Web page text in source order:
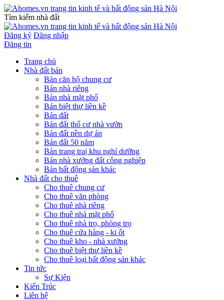
Tìm kiếm nhà đất
Đăng ký Đăng nhập
Đăng tin
Trang chủ
Nhà đất bán
Bán căn hộ chung cư
Bán nhà riêng
Bán nhà mặt phố
Bán biệt thự liền kề
Bán đất
Bán đất thổ cư nhà vườn
Bán đất nền dự án
Bán đất 50 năm
Bán trang traị khu nghỉ dưỡng
Bán nhà xưởng đất công nghiệp
Bán bất động sản khác
Nhà đất cho thuê
Cho thuê chung cư
Cho thuê văn phòng
Cho thuê nhà riêng
Cho thuê nhà mặt phố
Cho thuê nhà trọ, phòng trọ
Cho thuê cửa hàng - ki ốt
Cho thuê kho - nhà xưởng
Cho thuê biệt thự liền kề
Cho thuê loại bất động sản khác
Tin tức
Sự Kiện
Kiến Trúc
Liên hệ